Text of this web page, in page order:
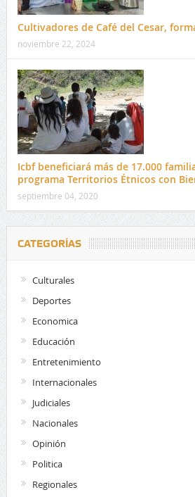
Cultivadores de Café del Cesar,
noviembre 22, 2024
Icbf beneficiará más de 17.000
programa Territorios Étnicos con
septiembre 04, 2020
CATEGORÍAS
Culturales
Deportes
Economica
Educación
Entretenimiento
Internacionales
Judiciales
Nacionales
Opinión
Politica
Regionales